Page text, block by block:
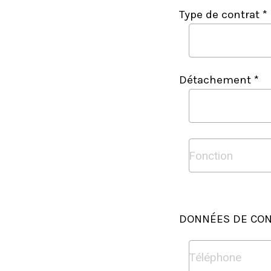
Type de contrat *
Détachement *
DONNÉES DE